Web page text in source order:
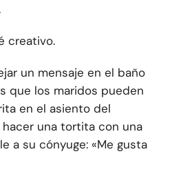
creativo.
un mensaje en el baño
que los maridos pueden
en el asiento del
una tortita con una
a su cónyuge: «Me gusta